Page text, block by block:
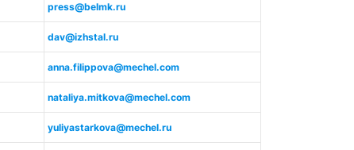
press@belmk.ru
dav@izhstal.ru
anna.filippova@mechel.com
nataliya.mitkova@mechel.com
yuliyastarkova@mechel.ru